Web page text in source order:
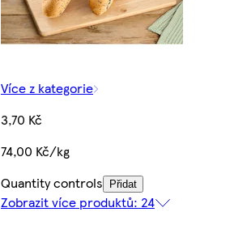
Více z kategorie
3,70 Kč
74,00 Kč/kg
Quantity controls
Přidat
Zobrazit více produktů: 24